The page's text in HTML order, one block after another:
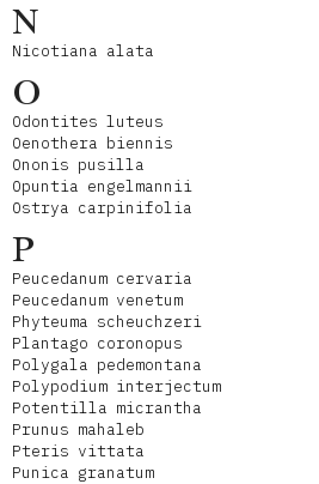
N
Nicotiana alata
O
Odontites luteus
Oenothera biennis
Ononis pusilla
Opuntia engelmannii
Ostrya carpinifolia
P
Peucedanum cervaria
Peucedanum venetum
Phyteuma scheuchzeri
Plantago coronopus
Polygala pedemontana
Polypodium interjectum
Potentilla micrantha
Prunus mahaleb
Pteris vittata
Punica granatum